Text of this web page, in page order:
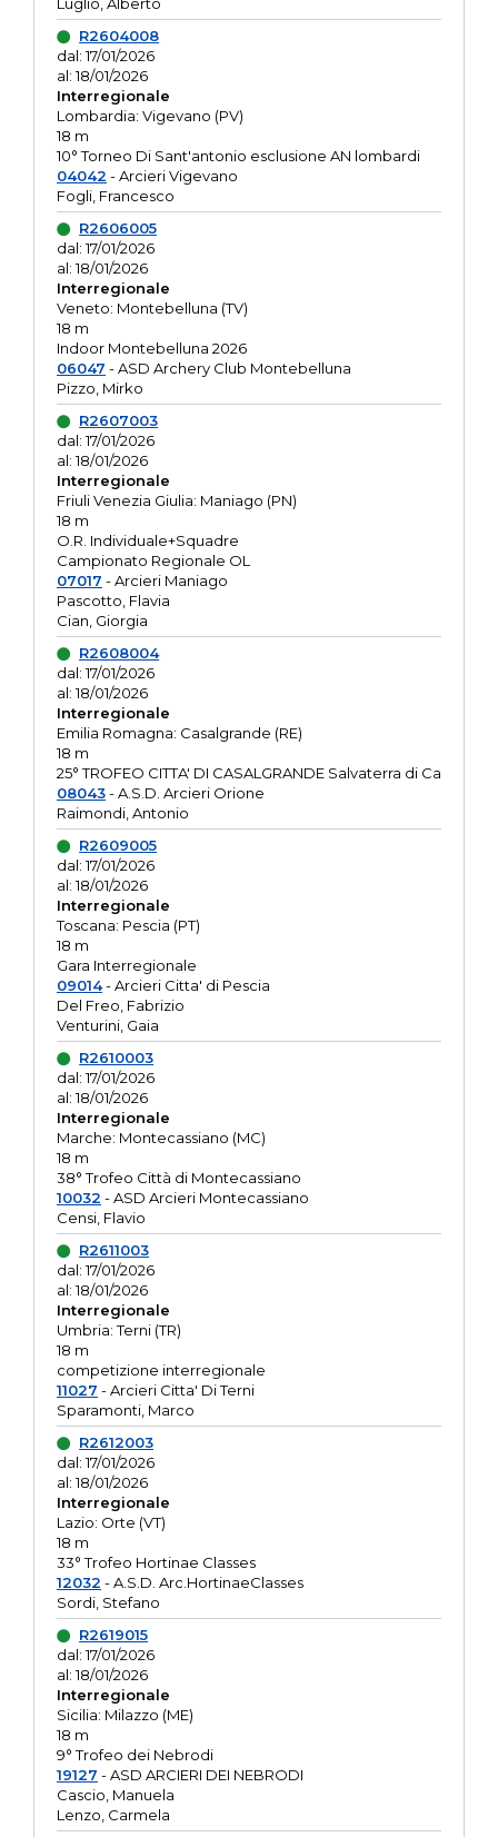
R2604008
dal: 17/01/2026
al: 18/01/2026
Interregionale
Lombardia: Vigevano (PV)
18 m
10° Torneo Di Sant'antonio esclusione AN lombardi
04042 - Arcieri Vigevano
Fogli, Francesco
R2606005
dal: 17/01/2026
al: 18/01/2026
Interregionale
Veneto: Montebelluna (TV)
18 m
Indoor Montebelluna 2026
06047 - ASD Archery Club Montebelluna
Pizzo, Mirko
R2607003
dal: 17/01/2026
al: 18/01/2026
Interregionale
Friuli Venezia Giulia: Maniago (PN)
18 m
O.R. Individuale+Squadre
Campionato Regionale OL
07017 - Arcieri Maniago
Pascotto, Flavia
Cian, Giorgia
R2608004
dal: 17/01/2026
al: 18/01/2026
Interregionale
Emilia Romagna: Casalgrande (RE)
18 m
25° TROFEO CITTA' DI CASALGRANDE Salvaterra di Ca
08043- A.S.D. Arcieri Orione
Raimondi, Antonio
R2609005
dal: 17/01/2026
al: 18/01/2026
Interregionale
Toscana: Pescia (PT)
18 m
Gara Interregionale
09014- Arcieri Citta' di Pescia
Del Freo, Fabrizio
Venturini, Gaia
R2610003
dal: 17/01/2026
al: 18/01/2026
Interregionale
Marche: Montecassiano (MC)
18 m
38° Trofeo Città di Montecassiano
10032 - ASD Arcieri Montecassiano
Censi, Flavio
R2611003
dal: 17/01/2026
al: 18/01/2026
Interregionale
Umbria: Terni (TR)
18 m
competizione interregionale
11027 - Arcieri Citta' Di Terni
Sparamonti, Marco
R2612003
dal: 17/01/2026
al: 18/01/2026
Interregionale
Lazio: Orte (VT)
18 m
33° Trofeo Hortinae Classes
12032 - A.S.D. Arc.HortinaeClasses
Sordi, Stefano
R2619015
dal: 17/01/2026
al: 18/01/2026
Interregionale
Sicilia: Milazzo (ME)
18 m
9° Trofeo dei Nebrodi
19127 - ASD ARCIERI DEI NEBRODI
Cascio, Manuela
Lenzo, Carmela